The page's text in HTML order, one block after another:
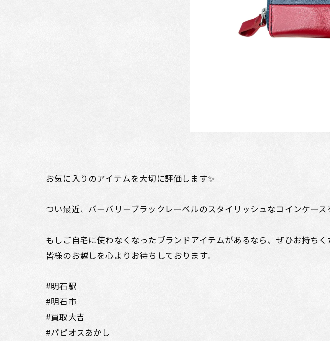
お気に入りのアイテムを大切に評価します✨
つい最近、バーバリーブラックレーベルのスタイリッシュなコインケー
もしご自宅に使わなくなったブランドアイテムがあるなら、ぜひお持ち
皆様のお越しを心よりお待ちしております。
#明石駅
#明石市
#買取大吉
#パピオスあかし